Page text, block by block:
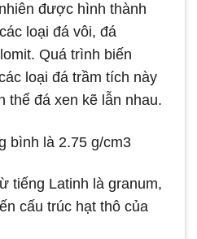
được hình thành
loại đá vôi, đá
Quá trình biến
loại đá trầm tích này
thể đá xen kẽ lẫn nhau.
bình là 2.75 g/cm3
tiếng Latinh là granum,
cấu trúc hạt thô của